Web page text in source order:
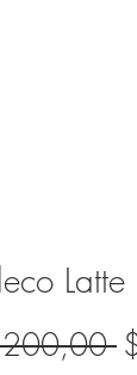
Latte